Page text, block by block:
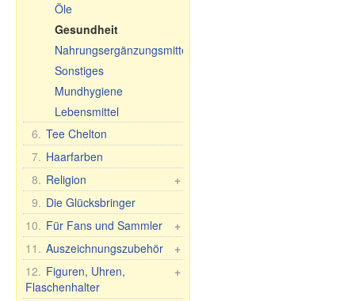
Öle
Gesundheit
Nahrungsergänzungsmittel
Sonstiges
Mundhygiene
Lebensmittel
6. Tee Chelton
7. Haarfarben
+
8. Religion
Auto-Ikonen
Tischikonen, 2-, 3-, 4-
fach
Phelonium Ikonen
Andere Ikonen
9. Die Glücksbringer
+
10. Für Fans und Sammler
Fan/Sammlerartikel
Flaggen und Banner
Taschenflaschen
+
11. Auszeichnungszubehör
Medaillen, Pokale,
Diplomen
+
12. Figuren, Uhren,
Flaschenhalter